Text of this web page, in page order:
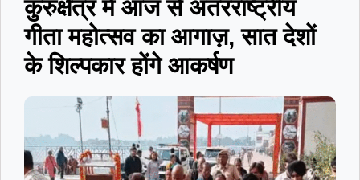
कुरुक्षेत्र में आज से अंतरराष्ट्रीय
गीता महोत्सव का आगाज़, सात देशों
के शिल्पकार होंगे आकर्षण